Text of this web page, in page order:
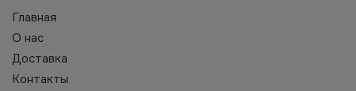
Главная
О нас
Доставка
Контакты